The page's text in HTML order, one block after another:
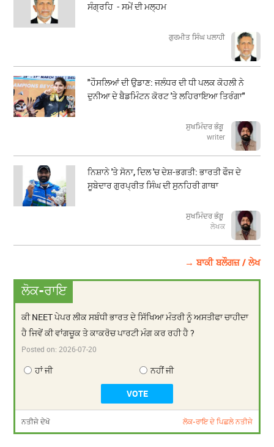
ਸੰਗ੍ਰਹਿ - ਸਮੇਂ ਦੀ ਮਲ੍ਹਮ
ਗੁਰਮੀਤ ਸਿੰਘ ਪਲਾਹੀ
"ਹੌਸਲਿਆਂ ਦੀ ਉਡਾਣ: ਜਲੰਧਰ ਦੀ ਧੀ ਪਲਕ ਕੋਹਲੀ ਨੇ
ਦੁਨੀਆ ਦੇ ਬੈਡਮਿੰਟਨ ਕੋਰਟ 'ਤੇ ਲਹਿਰਾਇਆ ਤਿਰੰਗਾ"
ਸੁਖਮਿੰਦਰ ਭੰਗੂ
writer
ਨਿਸ਼ਾਨੇ 'ਤੇ ਸੋਨਾ, ਦਿਲ 'ਚ ਦੇਸ਼-ਭਗਤੀ: ਭਾਰਤੀ ਫੌਜ ਦੇ
ਸੂਬੇਦਾਰ ਗੁਰਪ੍ਰੀਤ ਸਿੰਘ ਦੀ ਸੁਨਹਿਰੀ ਗਾਥਾ
ਸੁਖਮਿੰਦਰ ਭੰਗੂ
ਲੇਖਕ
→ ਬਾਕੀ ਬਲੌਗਜ਼ / ਲੇਖ
ਲੋਕ-ਰਾਇ
ਕੀ NEET ਪੇਪਰ ਲੀਕ ਸਬੰਧੀ ਭਾਰਤ ਦੇ ਸਿੱਖਿਆ ਮੰਤਰੀ ਨੂੰ ਅਸਤੀਫਾ ਚਾਹੀਦਾ
ਹੈ ਜਿਵੇਂ ਕੀ ਵਾਂਗਚੂਕ ਤੇ ਕਾਕਰੋਚ ਪਾਰਟੀ ਮੰਗ ਕਰ ਰਹੀ ਹੈ ?
Posted on:2026-07-20
ਹਾਂ ਜੀ ਨਹੀਂ ਜੀ
ਨਤੀਜੇ ਦੇਖੋ ਲੋਕ-ਰਾਇ ਦੇ ਪਿਛਲੇ ਨਤੀਜੇ